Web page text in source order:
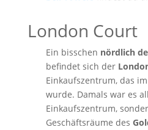
London Court
Ein bisschen nördlich
befindet sich der
Einkaufszentrum, das
wurde. Damals war es
Einkaufszentrum,
Geschäftsräume des